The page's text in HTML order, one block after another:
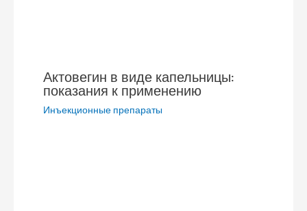
Актовегин в виде капельницы:
показания к применению
Инъекционные препараты